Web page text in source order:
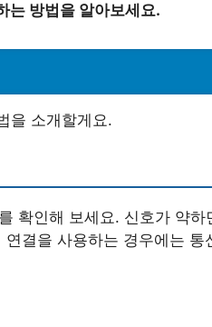
는 방법을 알아보세요.
을 소개할게요.
확인해 보세요. 신호가 약
결을 사용하는 경우에는 통